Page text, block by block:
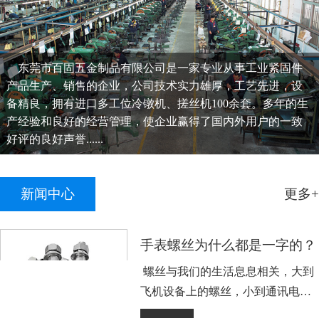
东莞市百固五金制品有限公司是一家专业从事工业紧固件
产品生产、销售的企业，公司技术实力雄厚，工艺先进，设
备精良，拥有进口多工位冷镦机、搓丝机100余套。多年的生
产经验和良好的经营管理，使企业赢得了国内外用户的一致
好评的良好声誉......
新闻中心 更多+
手表螺丝为什么都是一字的？
螺丝与我们的生活息息相关，大到
飞机设备上的螺丝，小到通讯电子
设备手表上的小螺丝。不知道大家